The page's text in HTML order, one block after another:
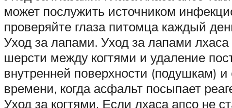
может послужить источником
проверяйте глаза питомца каждый
Уход за лапами. Уход за лапами
шерсти между когтями и удаление
внутренней поверхности (подушкам)
времени, когда асфальт посыпает
Уход за когтями. Если лхаса апсо не